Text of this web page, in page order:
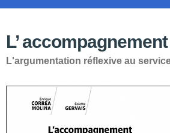
L’
L'argumentation réflexive au